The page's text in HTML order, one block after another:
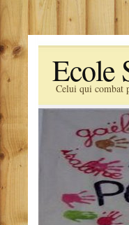
Ecole
Celui qui combat